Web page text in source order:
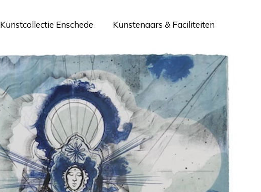
Kunstcollectie Enschede Kunstenaars & Faciliteiten